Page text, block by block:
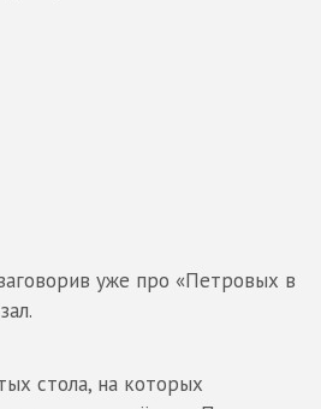
уже про «Петровых в
стола, на которых